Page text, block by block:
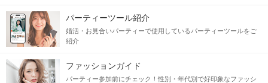
パーティーツール紹介
婚活・お見合いパーティーで使用しているパーティーツールをご
紹介
ファッションガイド
パーティー参加前にチェック！性別・年代別で好印象なファッシ